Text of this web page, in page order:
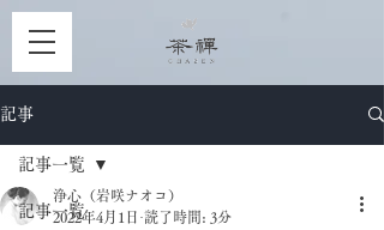
記事
記事一覧
記事一覧
浄心（岩咲ナオコ）
2022年4月1日 読了時間: 3分